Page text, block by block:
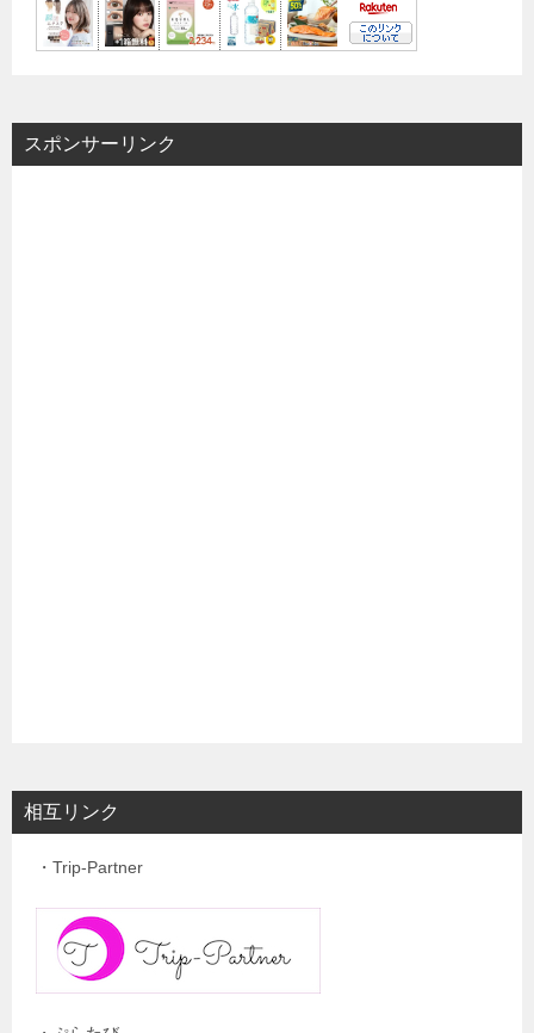
スポンサーリンク
相互リンク
・Trip-Partner